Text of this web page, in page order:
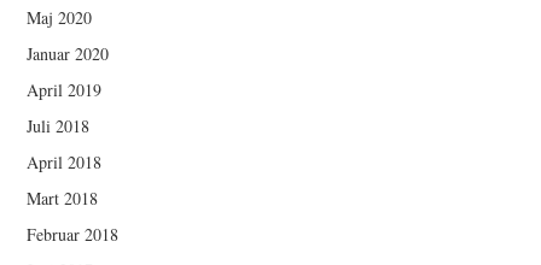
Maj 2020
Januar 2020
April 2019
Juli 2018
April 2018
Mart 2018
Februar 2018